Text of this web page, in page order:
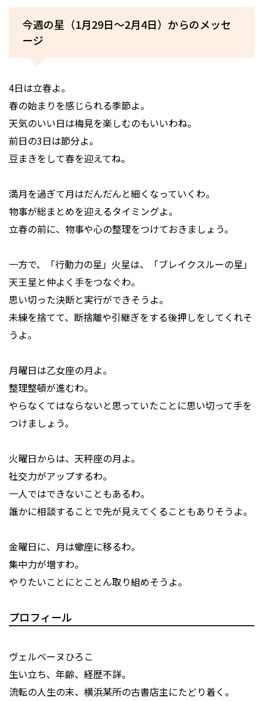
今週の星（1月29日～2月4日）からのメッセ
ージ
4日は立春よ。
春の始まりを感じられる季節よ。
天気のいい日は梅見を楽しむのもいいわね。
前日の3日は節分よ。
豆まきをして春を迎えてね。
満月を過ぎて月はだんだんと細くなっていくわ。
物事が総まとめを迎えるタイミングよ。
立春の前に、物事や心の整理をつけておきましょう。
一方で、「行動力の星」火星は、「ブレイクスルーの星」
天王星と仲よく手をつなぐわ。
思い切った決断と実行ができそうよ。
未練を捨てて、断捨離や引継ぎをする後押しをしてくれそ
うよ。
月曜日は乙女座の月よ。
整理整頓が進むわ。
やらなくてはならないと思っていたことに思い切って手を
つけましょう。
火曜日からは、天秤座の月よ。
社交力がアップするわ。
一人ではできないこともあるわ。
誰かに相談することで先が見えてくることもありそうよ。
金曜日に、月は蠍座に移るわ。
集中力が増すわ。
やりたいことにとことん取り組めそうよ。
プロフィール
ヴェルベーヌひろこ
生い立ち、年齢、経歴不詳。
流転の人生の末、横浜某所の古書店主にたどり着く。